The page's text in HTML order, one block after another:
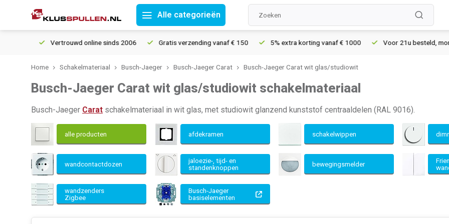
Alle categorieën
Vertrouwd online sinds 2006 Gratis verzending vanaf € 150 5% extra korting vanaf € 1000 Voor 21u besteld, morgen in huis*
Home Schakelmateriaal Busch-Jaeger Busch-Jaeger Carat Busch-Jaeger Carat wit glas/studiowit
Busch-Jaeger Carat wit glas/studiowit schakelmateriaal
Busch-Jaeger Carat schakelmateriaal in wit glas, met studiowit glanzend kunststof centraaldelen (RAL 9016).
alle producten afdekramen schakelwippen
wandcontactdozen
jaloezie-, tijd- en
standenknoppen
bewegingsmelder
wandzenders
Zigbee
Busch-Jaeger
basiselementen